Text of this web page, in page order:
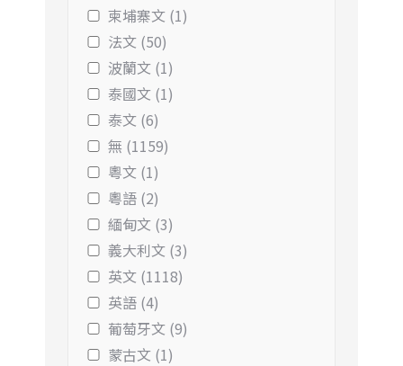
柬埔寨文 (1)
法文 (50)
波蘭文 (1)
泰國文 (1)
泰文 (6)
無 (1159)
粵文 (1)
粵語 (2)
緬甸文 (3)
義大利文 (3)
英文 (1118)
英語 (4)
葡萄牙文 (9)
蒙古文 (1)